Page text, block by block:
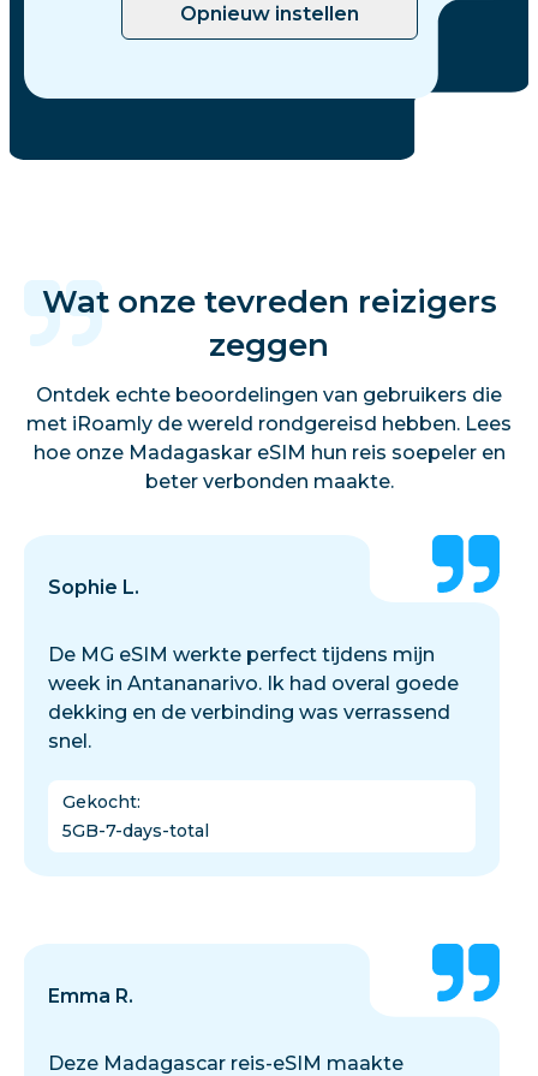
Opnieuw instellen
Wat onze tevreden reizigers
zeggen
Ontdek echte beoordelingen van gebruikers die
met iRoamly de wereld rondgereisd hebben. Lees
hoe onze Madagaskar eSIM hun reis soepeler en
beter verbonden maakte.
Sophie L.
De MG eSIM werkte perfect tijdens mijn
week in Antananarivo. Ik had overal goede
dekking en de verbinding was verrassend
snel.
Gekocht:
5GB-7-days-total
Emma R.
Deze Madagascar reis-eSIM maakte